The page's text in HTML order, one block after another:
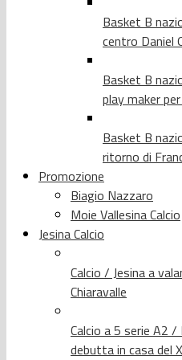
Basket B
centro Daniel
Basket B
play maker
Basket B
ritorno di
Promozione
Biagio Nazzaro
Moie Vallesina Calcio
Jesina Calcio
Calcio / Jesina a
Chiaravalle
Calcio a 5 serie A2
debutta in casa del